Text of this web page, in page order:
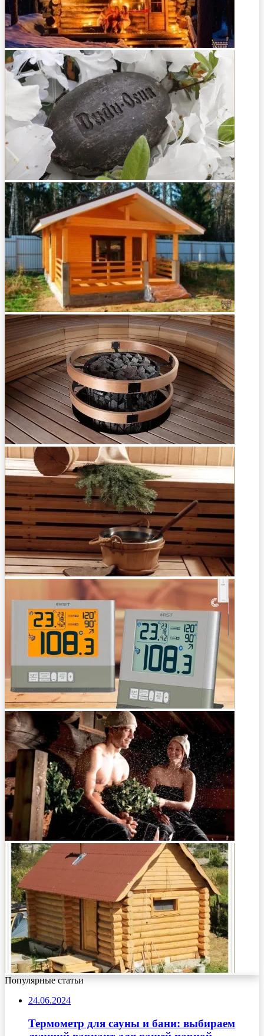
Популярные статьи
24.06.2024
Термометр для сауны и бани: выбираем